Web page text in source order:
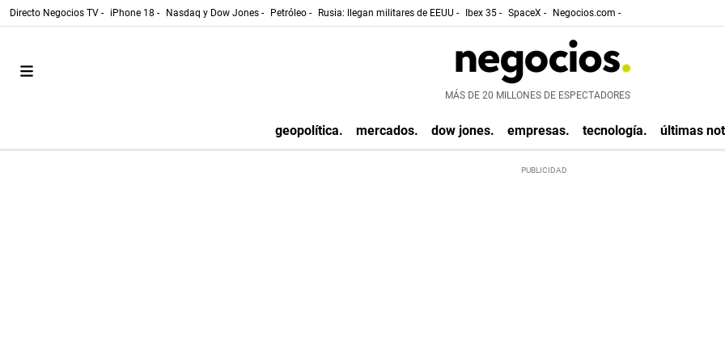
Directo Negocios TV - iPhone 18 - Nasdaq y Dow Jones - Petróleo - Rusia: llegan militares de EEUU - Ibex 35 - SpaceX - Negocios.com -
MÁS DE 20 MILLONES DE ESPECTADORES
geopolítica. mercados. dow jones. empresas. tecnología. últimas